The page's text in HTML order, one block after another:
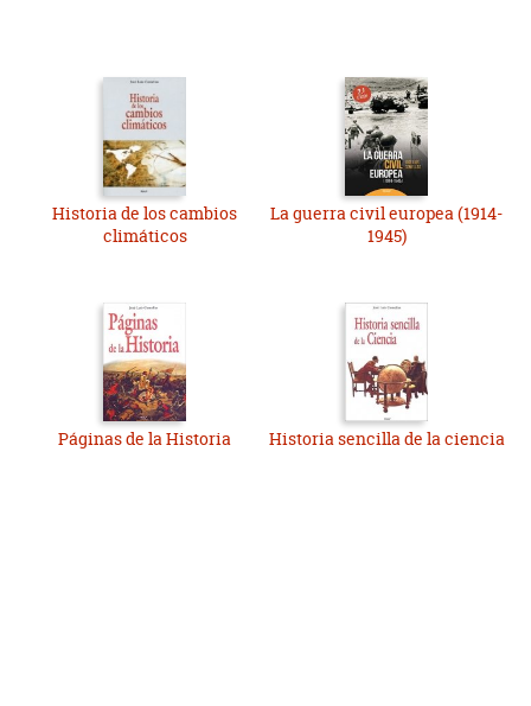
Historia de los cambios
climáticos
La guerra civil europea (1914-
1945)
Páginas de la Historia Historia sencilla de la ciencia